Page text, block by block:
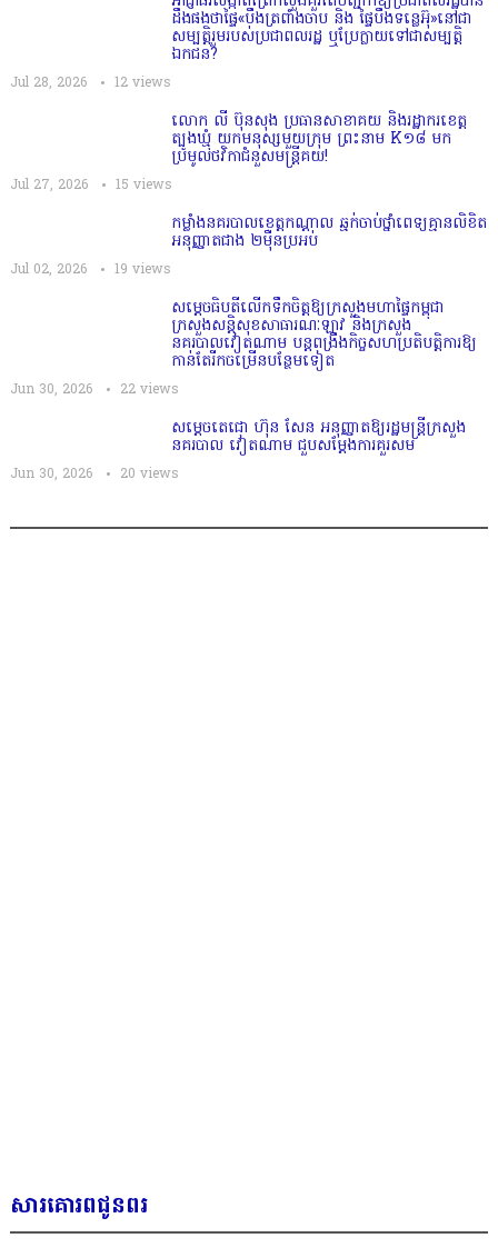
ដឹងផងថាផ្ទៃ«បឹងត្រពាំងចាប និង ផ្ទៃបឹងទន្លេអ៊ុ»នៅជា
សម្បត្តិរួមរបស់ប្រជាពលរដ្ឋ ឬប្រែក្លាយទៅជាសម្បត្តិ
ឯកជន?
Jul 28, 2026 12views
លោក លី ប៊ុនសុង ប្រធានសាខាគយ និងរដ្ឋាករខេត្ត
ត្បូងឃ្មុំ យកមនុស្សមួយក្រុម ព្រះនាម K១៨ មក
ប្រមូលថវិកាជំនួសមន្ត្រីគយ!
Jul 27, 2026 15 views
កម្លាំងនគរបាលខេត្តកណ្ដាល ឆ្មក់ចាប់ថ្នាំពេទ្យគ្មានលិខិត
អនុញ្ញាតជាង ២ម៉ឺនប្រអប់
Jul 02, 2026 19 views
សម្តេច​ធិបតី​លេីកទឹកចិត្ត​ឱ្យក្រសួងមហាផ្ទៃកម្ពុជា
ក្រសួងសន្តិសុខសាធារណៈឡាវ និងក្រសួង
នគរបាលវៀតណាម បន្តពង្រឹងកិច្ចសហប្រតិបត្តិការឱ្យ
កាន់តែរីកចម្រើនបន្ថែមទៀត
Jun 30, 2026 22views
សម្តេចតេជោ ហ៊ុន សែន អនុញ្ញាតឱ្យរដ្ឋមន្ត្រីក្រសួង
នគរបាល វៀតណាម ជួបសម្តែងការគួរសម
Jun 30, 2026 20 views
សារគោរពជូនពរ